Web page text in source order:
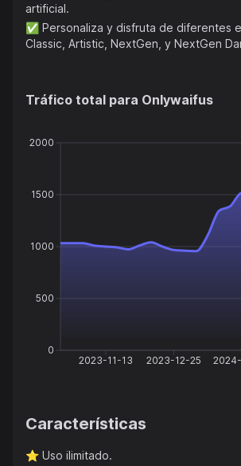
artificial.
✅ Personaliza y disfruta de diferentes
Classic, Artistic, NextGen, y NextGen
Tráfico total para Onlywaifus
2023-11-13 2023-12-25
0
500
1000
1500
2000
Características
⭐️ Uso ilimitado.